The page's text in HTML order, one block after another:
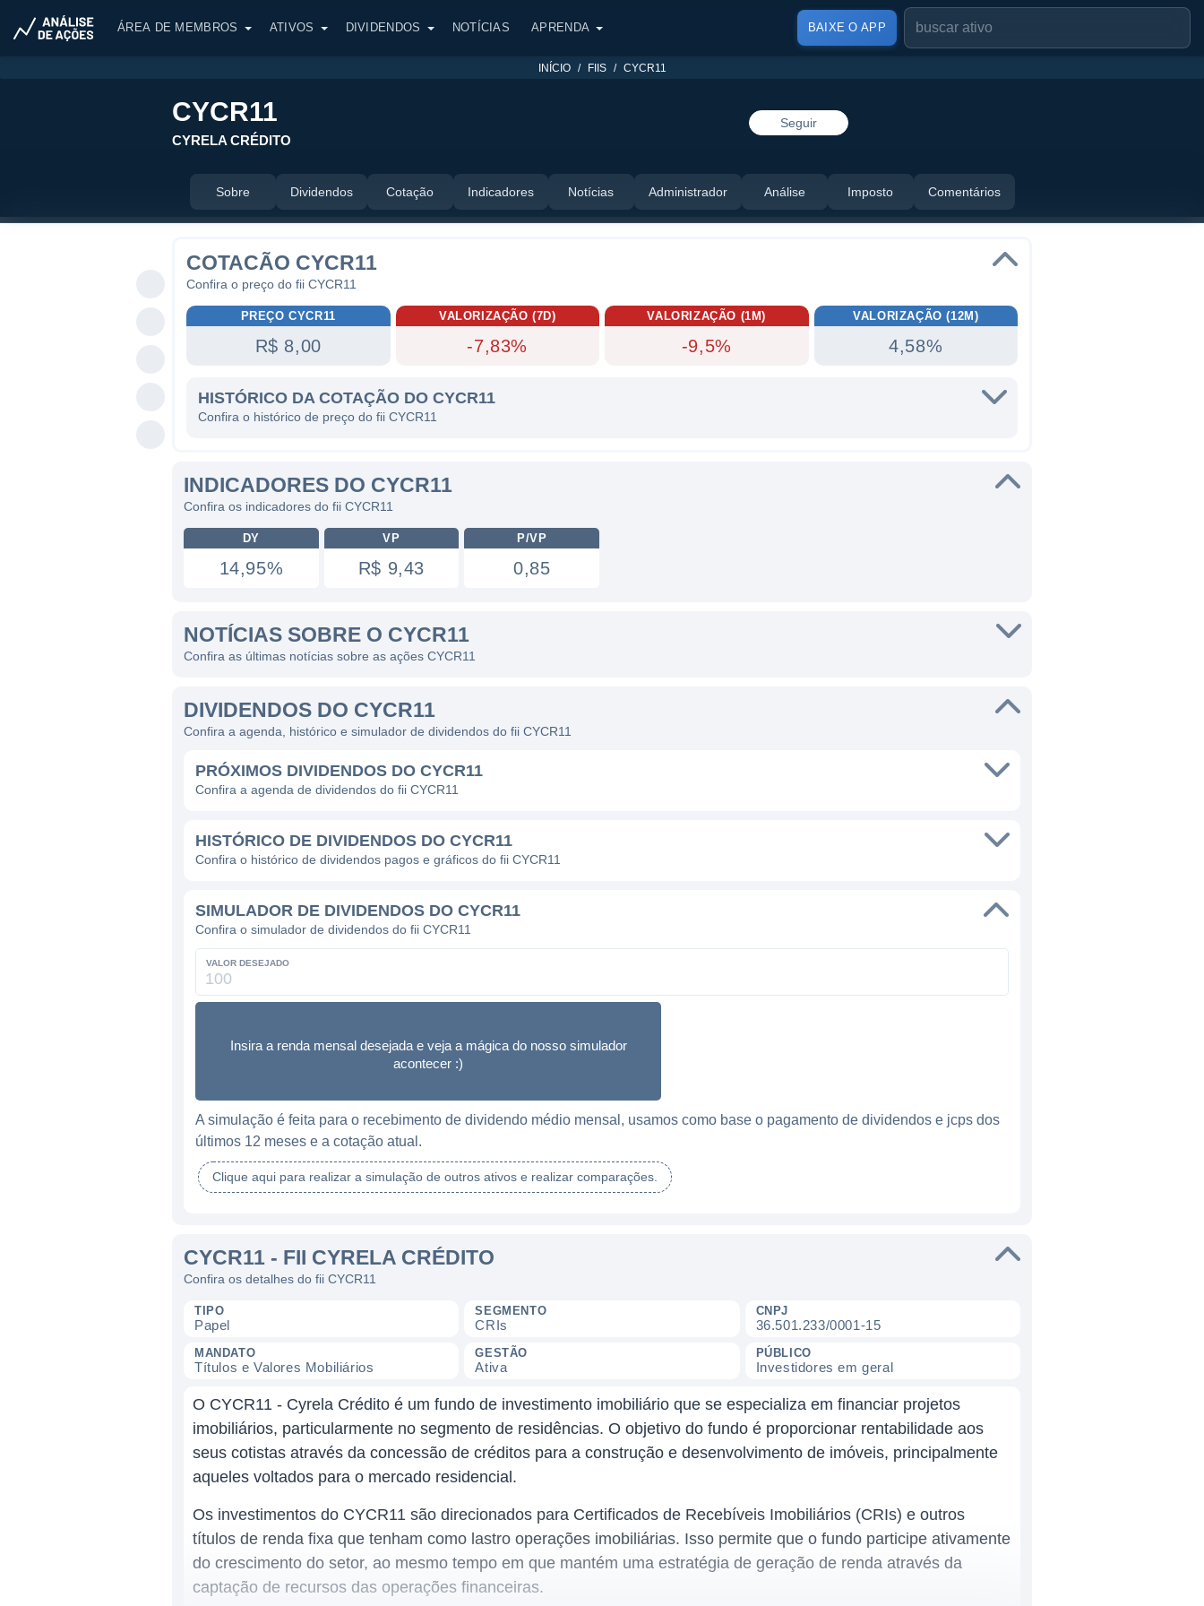
ÁREA DE MEMBROS ATIVOS DIVIDENDOS NOTÍCIAS APRENDA BAIXE O APP
INÍCIO FIIS CYCR11
CYCR11
CYRELA CRÉDITO
Seguir
Sobre Dividendos Cotação Indicadores Notícias Administrador Análise Imposto Comentários
COTACÃO CYCR11
Confira o preço do fii CYCR11
PREÇO CYCR11
R$ 8,00
VALORIZAÇÃO (7D)
-7,83%
VALORIZAÇÃO (1M)
-9,5%
VALORIZAÇÃO (12M)
4,58%
HISTÓRICO DA COTAÇÃO DO CYCR11
Confira o histórico de preço do fii CYCR11
INDICADORES DO CYCR11
Confira os indicadores do fii CYCR11
DY
14,95%
VP
R$ 9,43
P/VP
0,85
NOTÍCIAS SOBRE O CYCR11
Confira as últimas notícias sobre as ações CYCR11
DIVIDENDOS DO CYCR11
Confira a agenda, histórico e simulador de dividendos do fii CYCR11
PRÓXIMOS DIVIDENDOS DO CYCR11
Confira a agenda de dividendos do fii CYCR11
HISTÓRICO DE DIVIDENDOS DO CYCR11
Confira o histórico de dividendos pagos e gráficos do fii CYCR11
SIMULADOR DE DIVIDENDOS DO CYCR11
Confira o simulador de dividendos do fii CYCR11
VALOR DESEJADO
Insira a renda mensal desejada e veja a mágica do nosso simulador
acontecer :)
A simulação é feita para o recebimento de dividendo médio mensal, usamos como base o pagamento de dividendos e jcps dos
últimos 12 meses e a cotação atual.
Clique aqui para realizar a simulação de outros ativos e realizar comparações.
CYCR11 - FII CYRELA CRÉDITO
Confira os detalhes do fii CYCR11
TIPO
Papel
SEGMENTO
CRIs
CNPJ
36.501.233/0001-15
MANDATO
Títulos e Valores Mobiliários
GESTÃO
Ativa
PÚBLICO
Investidores em geral
O CYCR11 - Cyrela Crédito é um fundo de investimento imobiliário que se especializa em financiar projetos
imobiliários, particularmente no segmento de residências. O objetivo do fundo é proporcionar rentabilidade aos
seus cotistas através da concessão de créditos para a construção e desenvolvimento de imóveis, principalmente
aqueles voltados para o mercado residencial.
Os investimentos do CYCR11 são direcionados para Certificados de Recebíveis Imobiliários (CRIs) e outros
títulos de renda fixa que tenham como lastro operações imobiliárias. Isso permite que o fundo participe ativamente
do crescimento do setor, ao mesmo tempo em que mantém uma estratégia de geração de renda através da
captação de recursos das operações financeiras.